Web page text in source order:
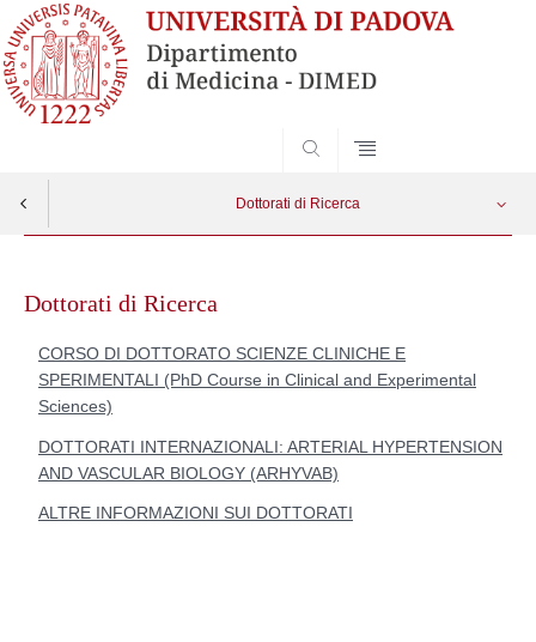
Dottorati di Ricerca
contentDottorati di Ricerca
CORSO DI DOTTORATO SCIENZE CLINICHE E
SPERIMENTALI (PhD Course in Clinical and Experimental
Sciences)
DOTTORATI INTERNAZIONALI: ARTERIAL HYPERTENSION
AND VASCULAR BIOLOGY (ARHYVAB)
ALTRE INFORMAZIONI SUI DOTTORATI